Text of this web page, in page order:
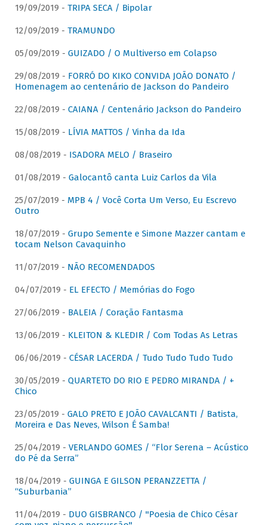
19/09/2019 - TRIPA SECA / Bipolar
12/09/2019 - TRAMUNDO
05/09/2019 - GUIZADO / O Multiverso em Colapso
29/08/2019 - FORRÓ DO KIKO CONVIDA JOÃO DONATO /
Homenagem ao centenário de Jackson do Pandeiro
22/08/2019 - CAIANA / Centenário Jackson do Pandeiro
15/08/2019 - LÍVIA MATTOS / Vinha da Ida
08/08/2019 - ISADORA MELO / Braseiro
01/08/2019 - Galocantô canta Luiz Carlos da Vila
25/07/2019 - MPB 4 / Você Corta Um Verso, Eu Escrevo
Outro
18/07/2019 - Grupo Semente e Simone Mazzer cantam e
tocam Nelson Cavaquinho
11/07/2019 - NÃO RECOMENDADOS
04/07/2019 - EL EFECTO / Memórias do Fogo
27/06/2019 - BALEIA / Coração Fantasma
13/06/2019 - KLEITON & KLEDIR / Com Todas As Letras
06/06/2019 - CÉSAR LACERDA / Tudo Tudo Tudo Tudo
30/05/2019 - QUARTETO DO RIO E PEDRO MIRANDA / +
Chico
23/05/2019 - GALO PRETO E JOÃO CAVALCANTI / Batista,
Moreira e Das Neves, Wilson É Samba!
25/04/2019 - VERLANDO GOMES / “Flor Serena – Acústico
do Pé da Serra”
18/04/2019 - GUINGA E GILSON PERANZZETTA /
“Suburbania”
11/04/2019 - DUO GISBRANCO / "Poesia de Chico César